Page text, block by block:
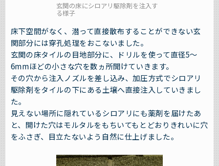
玄関の床にシロアリ駆除剤を注入す
る様子
床下空間がなく、潜って直接散布することができない玄
関部分には穿孔処理をおこないました。
玄関の床タイルの目地部分に、ドリルを使って直径5〜
6mmほどの小さな穴を数ヵ所開けていきます。
その穴から注入ノズルを差し込み、加圧方式でシロアリ
駆除剤をタイルの下にある土壌へ直接注入していきまし
た。
見えない場所に隠れているシロアリにも薬剤を届けたあ
と、開けた穴はモルタルをもちいてもとどおりきれいに穴
をふさぎ、目立たないよう自然に仕上げました。